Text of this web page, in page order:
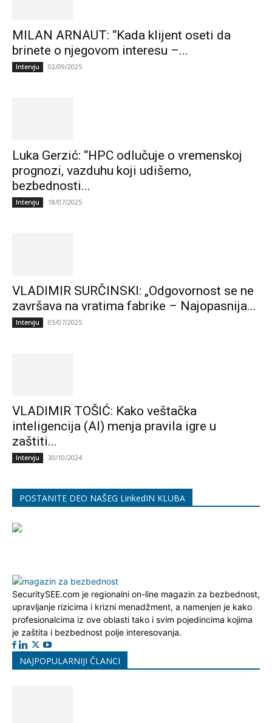
MILAN ARNAUT: “Kada klijent oseti da
brinete o njegovom interesu –...
Intervju 02/09/2025
Luka Gerzić: “HPC odlučuje o vremenskoj
prognozi, vazduhu koji udišemo,
bezbednosti...
Intervju 18/07/2025
VLADIMIR SURČINSKI: „Odgovornost se ne
završava na vratima fabrike – Najopasnija...
Intervju 03/07/2025
VLADIMIR TOŠIĆ: Kako veštačka
inteligencija (AI) menja pravila igre u
zaštiti...
Intervju 30/10/2024
POSTANITE DEO NAŠEG LinkedIN KLUBA
SecuritySEE.com je regionalni on-line magazin za bezbednost,
upravljanje rizicima i krizni menadžment, a namenjen je kako
profesionalcima iz ove oblasti tako i svim pojedincima kojima
je zaštita i bezbednost polje interesovanja.
NAJPOPULARNIJI ČLANCI